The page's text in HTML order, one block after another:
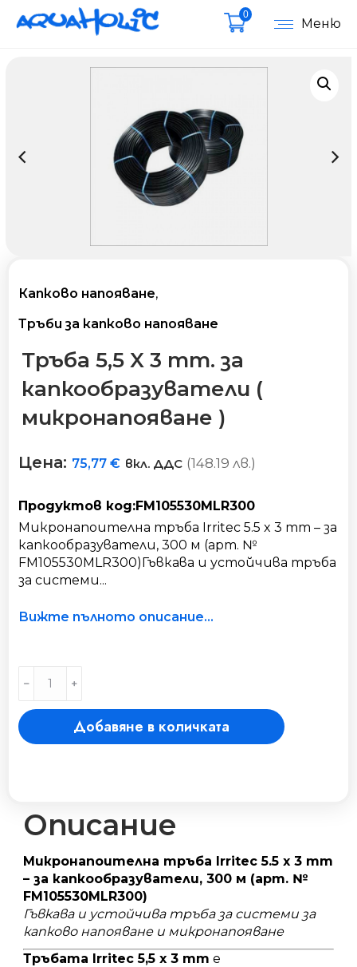
Меню
0
Капково напояване,
Тръби за капково напояване
Тръба 5,5 X 3 mm. за
капкообразуватели (
микронапояване )
Цена: 75,77€ вкл. ДДС (148.19 лв.)
Продуктов код:FM105530MLR300
Микронапоителна тръба Irritec 5.5 x 3 mm – за
капкообразуватели, 300 м (арт. №
FM105530MLR300)Гъвкава и устойчива тръба
за системи...
Вижте пълното описание...
X
3
mm.
микронапояване
﹣ ﹢
Добавяне в количката
Описание
Микронапоителна тръба Irritec 5.5 x 3 mm
– за капкообразуватели, 300 м (арт. №
FM105530MLR300)
Гъвкава и устойчива тръба за системи за
капково напояване и микронапояване
Тръбата Irritec 5,5 x 3 mm е